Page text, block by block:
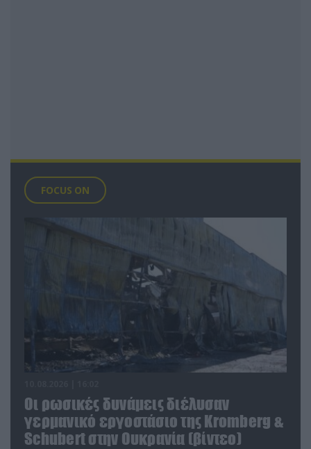
FOCUS ON
Οι ρωσικές δυνάμεις διέλυσαν
γερμανικό εργοστάσιο της Kromberg &
Schubert στην Ουκρανία (βίντεο)